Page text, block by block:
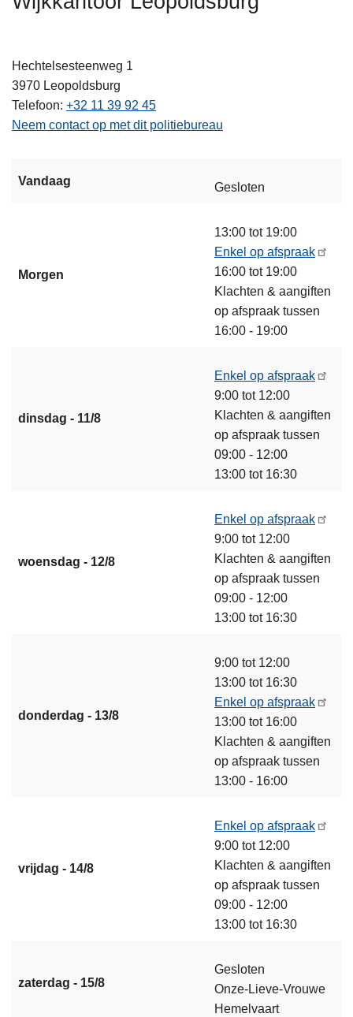
Hechtelsesteenweg 1
3970 Leopoldsburg
Telefoon +32 11 39 92 45
Neem contact op met dit politiebureau
Vandaag Gesloten
Morgen
13:00 tot 19:00
Enkel op afspraak
16:00 tot 19:00
Klachten & aangiften
op afspraak tussen
16:00 - 19:00
dinsdag - 11/8
Enkel op afspraak
9:00 tot 12:00
Klachten & aangiften
op afspraak tussen
09:00 - 12:00
13:00 tot 16:30
woensdag - 12/8
Enkel op afspraak
9:00 tot 12:00
Klachten & aangiften
op afspraak tussen
09:00 - 12:00
13:00 tot 16:30
donderdag - 13/8
9:00 tot 12:00
13:00 tot 16:30
Enkel op afspraak
13:00 tot 16:00
Klachten & aangiften
op afspraak tussen
13:00 - 16:00
vrijdag - 14/8
Enkel op afspraak
9:00 tot 12:00
Klachten & aangiften
op afspraak tussen
09:00 - 12:00
13:00 tot 16:30
zaterdag - 15/8
Gesloten
Onze-Lieve-Vrouwe
Hemelvaart